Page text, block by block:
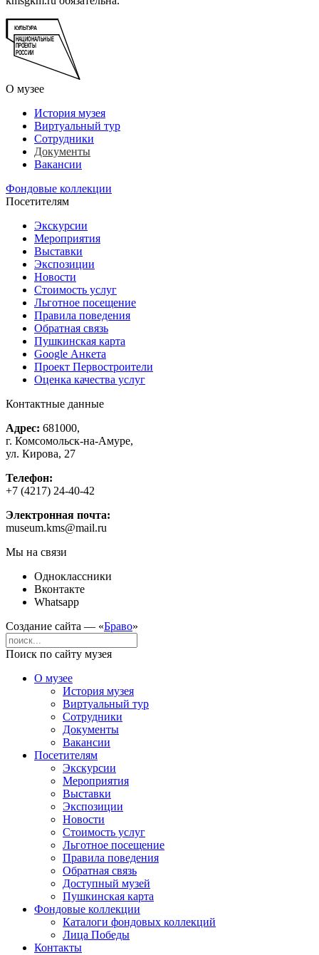
О музее
История музея
Виртуальный тур
Сотрудники
Документы
Вакансии
Фондовые коллекции
Посетителям
Экскурсии
Мероприятия
Выставки
Экспозиции
Новости
Стоимость услуг
Льготное посещение
Правила поведения
Обратная связь
Пушкинская карта
Google Анкета
Проект Первостроители
Оценка качества услуг
Контактные данные
Адрес: 681000,
г. Комсомольск-на-Амуре,
ул. Кирова, 27
Телефон:
+7 (4217) 24-40-42
Электронная почта:
museum.kms@mail.ru
Мы на связи
Одноклассники
Вконтакте
Whatsapp
Создание сайта — «Браво»
Поиск по сайту музея
О музее
История музея
Виртуальный тур
Сотрудники
Документы
Вакансии
Посетителям
Экскурсии
Мероприятия
Выставки
Экспозиции
Новости
Стоимость услуг
Льготное посещение
Правила поведения
Обратная связь
Доступный музей
Пушкинская карта
Фондовые коллекции
Каталоги фондовых коллекций
Лица Победы
Контакты